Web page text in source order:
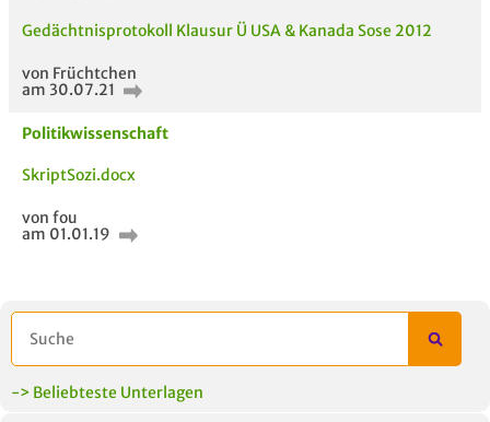
AUCH IM MODUL
Gedächtnisprotokoll Klausur Ü USA & Kanada Sose 2012
von Früchtchen
am 30.07.21
Politikwissenschaft
SkriptSozi.docx
von fou
am 01.01.19
-> Beliebteste Unterlagen